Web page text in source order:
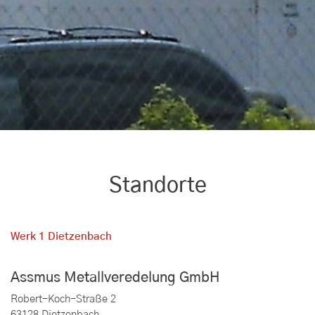
Standorte
Werk 1 Dietzenbach
Assmus Metallveredelung GmbH
Robert-Koch-Straße 2